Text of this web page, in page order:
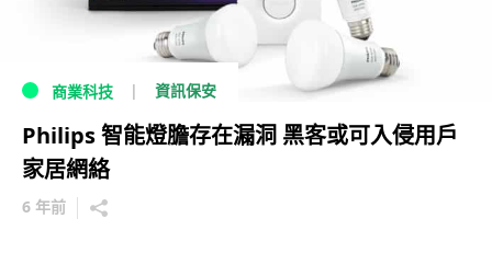
商業科技 資訊保安
Philips 智能燈膽存在漏洞 黑客或可入侵用戶
家居網絡
6 年前